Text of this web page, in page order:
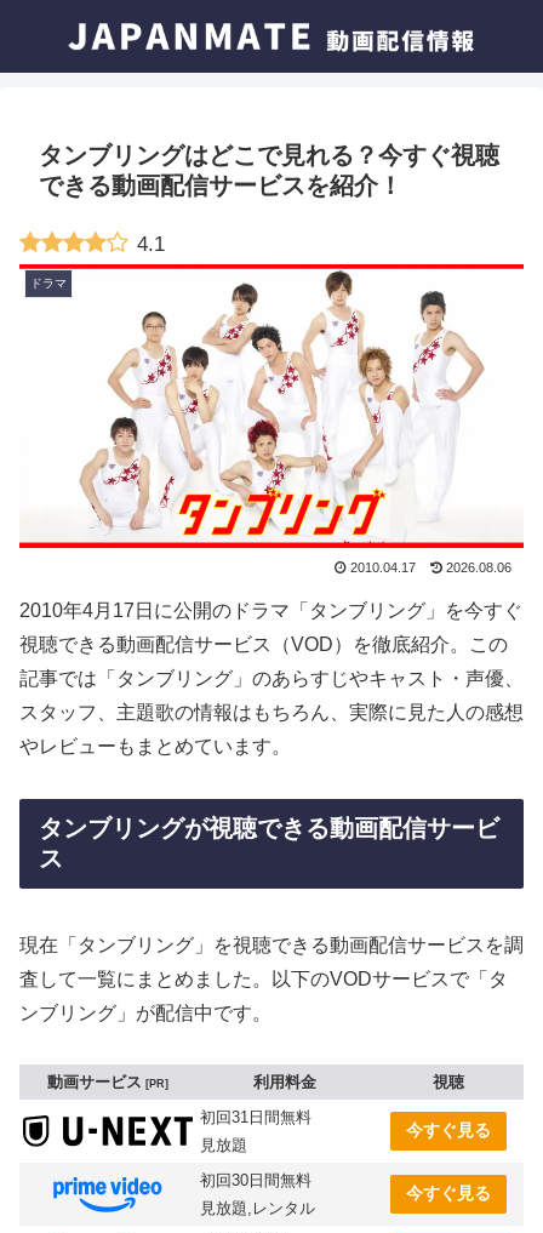
タンブリングはどこで見れる？今すぐ視聴
できる動画配信サービスを紹介！
4.1
ドラマ
2010.04.17 2026.08.06
2010年4月17日に公開のドラマ「タンブリング」を今すぐ
視聴できる動画配信サービス（VOD）を徹底紹介。この
記事では「タンブリング」のあらすじやキャスト・声優、
スタッフ、主題歌の情報はもちろん、実際に見た人の感想
やレビューもまとめています。
タンブリングが視聴できる動画配信サービ
ス
現在「タンブリング」を視聴できる動画配信サービスを調
査して一覧にまとめました。以下のVODサービスで「タ
ンブリング」が配信中です。
動画サービス PR 利用料金
視聴
初回31日間無料
見放題
今すぐ見る
初回30日間無料
見放題,レンタル
今すぐ見る